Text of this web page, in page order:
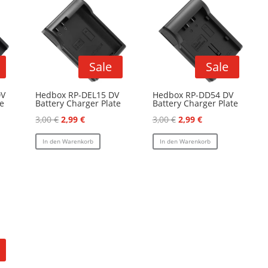
Sale
Hedbox RP-DEL15 DV
Battery Charger Plate
3,00€Ursprünglicher
Preis
war:
2,99€Aktueller
Preis
ist:
In den Warenkorb
Sale
Hedbox RP-DD54 DV
Battery Charger Plate
3,00€ Ursprünglicher
Preis
war:
2,99 €Aktueller
Preis
ist:
In den Warenkorb